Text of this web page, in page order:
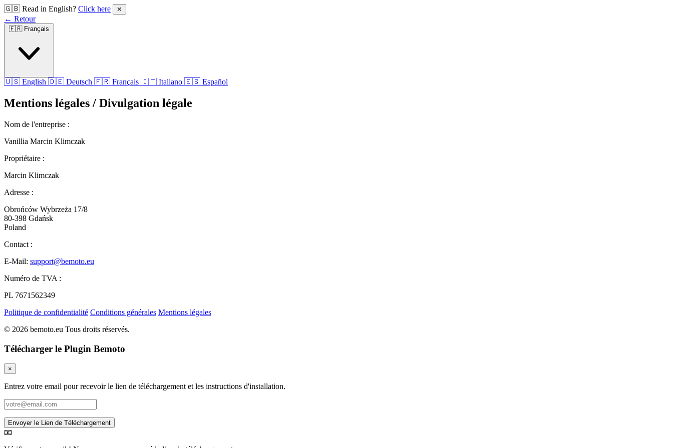
🇬🇧 Read in English? Click here ✕
← Retour
🇫🇷 Français
🇺🇸 English 🇩🇪 Deutsch 🇫🇷 Français 🇮🇹 Italiano 🇪🇸 Español
Mentions légales / Divulgation légale
Nom de l'entreprise :
Vanillia Marcin Klimczak
Propriétaire :
Marcin Klimczak
Adresse :
Obrońców Wybrzeża 17/8
80-398 Gdańsk
Poland
Contact :
E-Mail: support@bemoto.eu
Numéro de TVA :
PL 7671562349
Politique de confidentialité Conditions générales Mentions légales
© 2026 bemoto.eu Tous droits réservés.
Télécharger le Plugin Bemoto
×
Entrez votre email pour recevoir le lien de téléchargement et les instructions d'installation.
Envoyer le Lien de Téléchargement
📧